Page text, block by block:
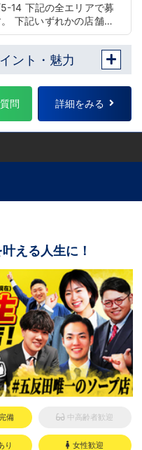
14 下記の全エリアで募
に
反田駅から徒歩2分 池
歩2分 吉原：三ノ輪駅
徒歩5分 中国・四
泉 愛媛：松山道後温泉
ント・魅力
問 詳細をみる
える人生に！
備 中高齢者歓迎
り 女性歓迎